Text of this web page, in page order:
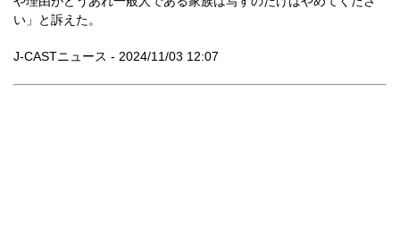
い」と訴えた。
J-CASTニュース - 2024/11/03 12:07